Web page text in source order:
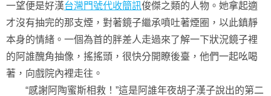
一望便是好漢台灣門號代收簡訊俊傑之類的人物。她拿起適
才沒有抽完的那支煙，對著鏡子繼承噴吐著煙圈，以此鎮靜
本身的情緒。一個為首的胖差人走過來了解一下狀況鏡子裡
的阿誰醜角抽像，搖搖頭，很快分開瞭後臺，他們一起吆喝
著，向戲院內裡走往。
“感謝阿陶蜜斯相救！”這是阿誰年夜胡子漢子說出的第二